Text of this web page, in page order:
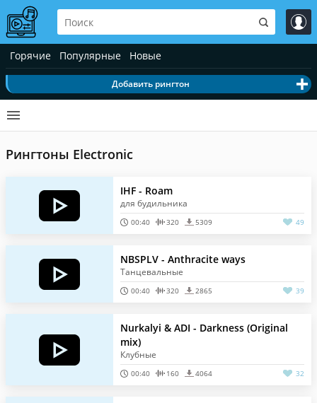
Горячие Популярные Новые
Добавить рингтон
Рингтоны Electronic
IHF - Roam
для будильника
00:40 320 5309 49
NBSPLV - Anthracite ways
Танцевальные
00:40 320 2865 39
Nurkalyi & ADI - Darkness (Original
mix)
Клубные
00:40 160 4064 32